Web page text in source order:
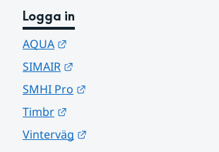
Logga in
AQUA
SIMAIR
SMHI Pro
Timbr
Vinterväg